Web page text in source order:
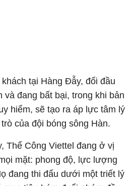
tại Hàng Đẫy, đối đầu
và đang bất bại, trong khi bản
hiểm, sẽ tạo ra áp lực tâm lý
của đội bóng sông Hàn.
Thể Công Viettel đang ở vị
mặt: phong độ, lực lượng
đang thi đấu dưới một triết lý